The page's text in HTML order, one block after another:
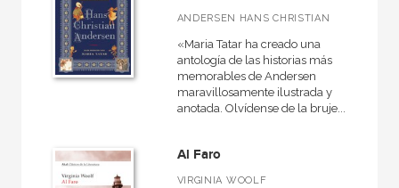
ANDERSEN HANS CHRISTIAN
«Maria Tatar ha creado una
antología de las historias más
memorables de Andersen
maravillosamente ilustrada y
anotada. Olvídense de la bruje...
Al Faro
VIRGINIA WOOLF